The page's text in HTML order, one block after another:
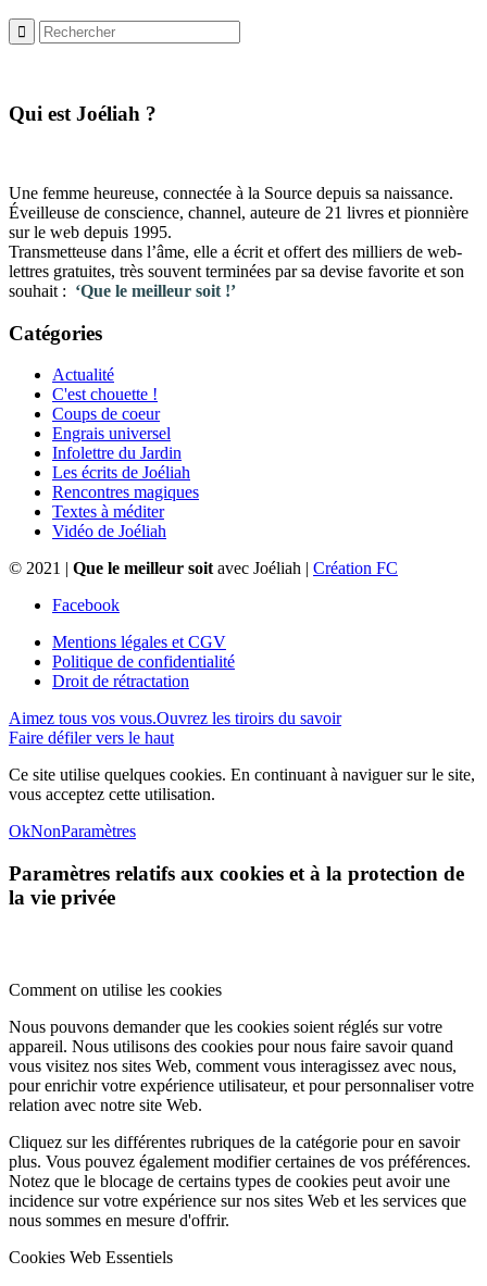
​Qui est Joéliah ?
Une femme heureuse, connectée à la Source depuis sa naissance.
Éveilleuse de conscience, channel, auteure de 21 livres et pionnière
sur le web depuis 1995.
Transmetteuse dans l’âme, elle a écrit et offert des milliers de web-
lettres gratuites, très souvent terminées par sa devise favorite et son
souhait : ‘Que le meilleur soit !’
Catégories
Actualité
C'est chouette !
Coups de coeur
Engrais universel
Infolettre du Jardin
Les écrits de Joéliah
Rencontres magiques
Textes à méditer
Vidéo de Joéliah
© 2021 | Que le meilleur soit avec Joéliah | Création FC
Facebook
Mentions légales et CGV
Politique de confidentialité
Droit de rétractation
Aimez tous vos vous.Ouvrez les tiroirs du savoir
Faire défiler vers le haut
Ce site utilise quelques cookies. En continuant à naviguer sur le site,
vous acceptez cette utilisation.
OkNonParamètres
Paramètres relatifs aux cookies et à la protection de
la vie privée
Comment on utilise les cookies
Nous pouvons demander que les cookies soient réglés sur votre
appareil. Nous utilisons des cookies pour nous faire savoir quand
vous visitez nos sites Web, comment vous interagissez avec nous,
pour enrichir votre expérience utilisateur, et pour personnaliser votre
relation avec notre site Web.
Cliquez sur les différentes rubriques de la catégorie pour en savoir
plus. Vous pouvez également modifier certaines de vos préférences.
Notez que le blocage de certains types de cookies peut avoir une
incidence sur votre expérience sur nos sites Web et les services que
nous sommes en mesure d'offrir.
Cookies Web Essentiels